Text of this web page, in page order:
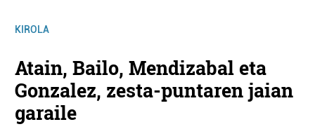
KIROLA
Atain, Bailo, Mendizabal eta
Gonzalez, zesta-puntaren jaian
garaile